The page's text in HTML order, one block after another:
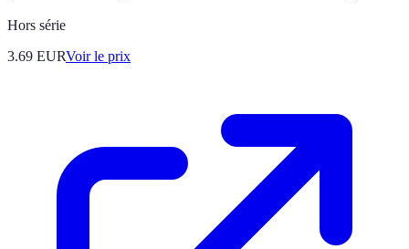
Hors série
3.69 EURVoir le prix